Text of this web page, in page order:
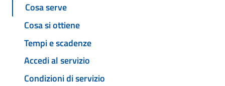
Cosa serve
Cosa si ottiene
Tempi e scadenze
Accedi al servizio
Condizioni di servizio